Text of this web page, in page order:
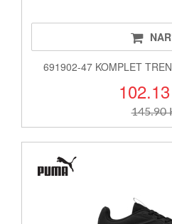
691902-47 KOMPLET
145.90